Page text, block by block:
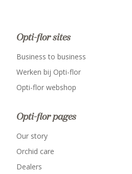
Opti-flor sites
Business to business
Werken bij Opti-flor
Opti-flor webshop
Opti-flor pages
Our story
Orchid care
Dealers